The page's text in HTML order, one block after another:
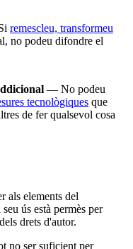
remescleu, transformeu
no podeu difondre el
— No podeu
tecnològiques que
de fer qualsevol cosa
als elements del
ús està permès per
dels drets d'autor.
no ser suficient per